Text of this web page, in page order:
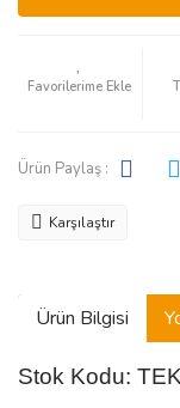
Ürün Paylaş :
Karşılaştır
Ürün Bilgisi
Stok Kodu: